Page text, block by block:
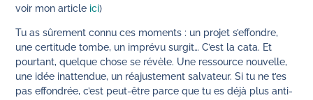
voir mon article ici)
Tu as sûrement connu ces moments : un projet s’effondre,
une certitude tombe, un imprévu surgit… C’est la cata. Et
pourtant, quelque chose se révèle. Une ressource nouvelle,
une idée inattendue, un réajustement salvateur. Si tu ne t’es
pas effondrée, c’est peut-être parce que tu es déjà plus anti-